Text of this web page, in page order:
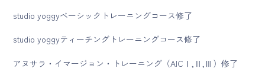
studio yoggyベーシックトレーニングコース修了
studio yoggyティーチングトレーニングコース修了
アヌサラ・イマージョン・トレーニング（AICⅠ,Ⅱ,Ⅲ）修了